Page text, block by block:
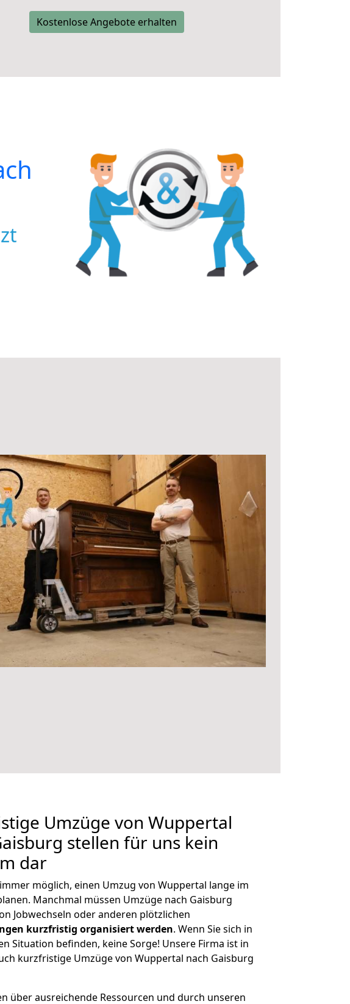
Kostenlose Angebote erhalten
Umzüge von Wuppertal
stellen für uns kein
dar
möglich, einen Umzug von Wuppertal lange im
Manchmal müssen Umzüge nach Gaisburg
Jobwechseln oder anderen plötzlichen
kurzfristig organisiert werden. Wenn Sie sich in
Situation befinden, keine Sorge! Unsere Firma ist in
kurzfristige Umzüge von Wuppertal nach Gaisburg
über ausreichende Ressourcen und durch unseren